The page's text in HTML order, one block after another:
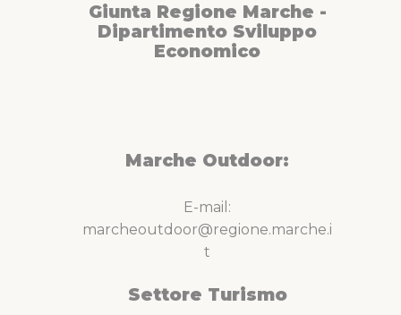
Giunta Regione Marche -
Dipartimento Sviluppo
Economico
Marche Outdoor:
E-mail:
marcheoutdoor@regione.marche.i
t
Settore Turismo